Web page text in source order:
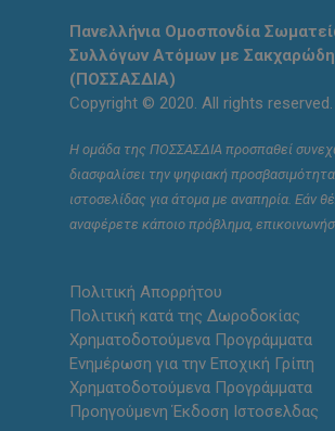
Πανελλήνια Ομοσπονδία
Συλλόγων Ατόμων με
(ΠΟΣΣΑΣΔΙΑ)
Copyright © 2020. All rights reserved.
Η ομάδα της ΠΟΣΣΑΣΔΙΑ προσπαθεί
διασφαλίσει την ψηφιακή
ιστοσελίδας για άτομα με αναπηρία. Εάν
αναφέρετε κάποιο πρόβλημα,
Πολιτική Απορρήτου
Πολιτική κατά της Δωροδοκίας
Χρηματοδοτούμενα Προγράμματα
Ενημέρωση για την Εποχική Γρίπη
Χρηματοδοτούμενα Προγράμματα
Προηγούμενη Έκδοση Ιστοσελδας